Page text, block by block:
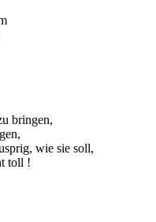
bringen,
wie sie soll,
toll !